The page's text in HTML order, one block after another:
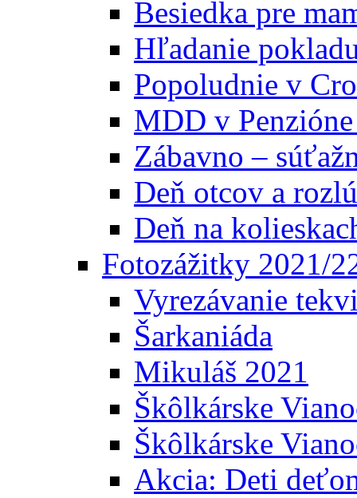
Besiedka pre
Hľadanie
Popoludnie v
MDD v
Zábavno –
Deň otcov a
Deň na
Fotozážitky 2021/
Vyrezávanie
Šarkaniáda
Mikuláš 2021
Škôlkárske
Škôlkárske
Akcia: Deti